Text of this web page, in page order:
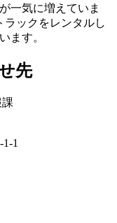
一気に増えていま
ラックをレンタルし
ます。
先
1